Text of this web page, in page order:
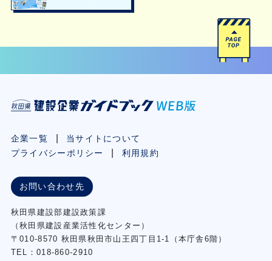
企業一覧
当サイトについて
プライバシーポリシー
利用規約
お問い合わせ先
秋⽥県建設部建設政策課
（秋⽥県建設産業活性化センター）
〒010-8570 秋田県秋田市⼭王四丁⽬1-1（本庁舎6階）
TEL：018-860-2910